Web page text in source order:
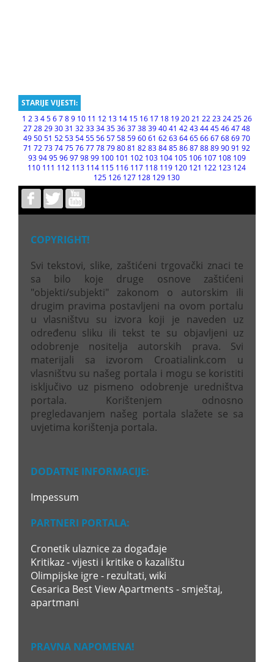
STARIJE VIJESTI:
1 23456789 10 11 12 13 14 15 16 17 18 192021 2223242526
27 28 29 30 31 32 33 34 35 36 37 38 39 40 41 42 43 44 45 46 47 48
49 50 51 52 53 54 55 56 57 58 59 60 61 62 63 64 65 66 67 68 69 70
71 72 73 74 75 76 77 78 79 80 81 82 83 84 85 86 87 88 89 90 91 92
93949596979899 100 101 102 103 104 105 106 107 108 109
110 111 112 113 114 115 116 117 118 119 120 121 122 123 124
125 126 127 128 129 130
COPYRIGHT!
Svi tekstovi, slike, zaštićeni trgovački znaci te
sa bilo koje druge osnove zaštićeni
"objekti/subjekti" zakonom o autorskim ili
drugim pravima postavljeni na ovom portalu
u vlasništvu su izvora koji je naveden uz
određenu sliku ili tekst te su objavljeni uz
odobrenje nositelja autorskih prava. Svi
materijali sa izvorom Croatialink.com u
vlasništvu su našeg portala i mogu se koristiti
isključivo uz pismeno odobrenje uredništva
portala. Korištenjem odnosno
pregledavanjem našeg portala slažete se sa
uvjetima korištenja portala.
DODATNE INFORMACIJE:
Impessum
PARTNERI PORTALA:
Cronetik ulaznice za događaje
Kritikaz - vijesti i kritike o kazalištu
Olimpijske igre - rezultati, wiki
Cesarica Best View Apartments - smještaj,
apartmani
PRAVNA NAPOMENA!